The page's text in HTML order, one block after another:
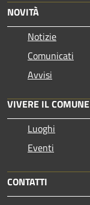
NOVITÀ
Notizie
Comunicati
Avvisi
VIVERE IL COMUNE
Luoghi
Eventi
CONTATTI